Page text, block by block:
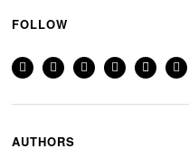
FOLLOW
AUTHORS